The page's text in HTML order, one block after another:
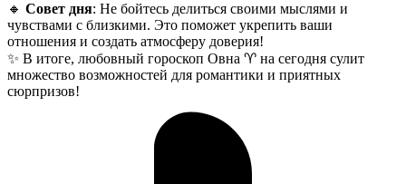
🔸 Совет дня: Не бойтесь делиться своими мыслями и
чувствами с близкими. Это поможет укрепить ваши
отношения и создать атмосферу доверия!
✨ В итоге, любовный гороскоп Овна ♈️ на сегодня сулит
множество возможностей для романтики и приятных
сюрпризов!